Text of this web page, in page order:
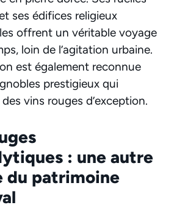
ses édifices religieux
offrent un véritable voyage
loin de l’agitation urbaine.
est également reconnue
prestigieux qui
vins rouges d’exception.
: une autre
du patrimoine